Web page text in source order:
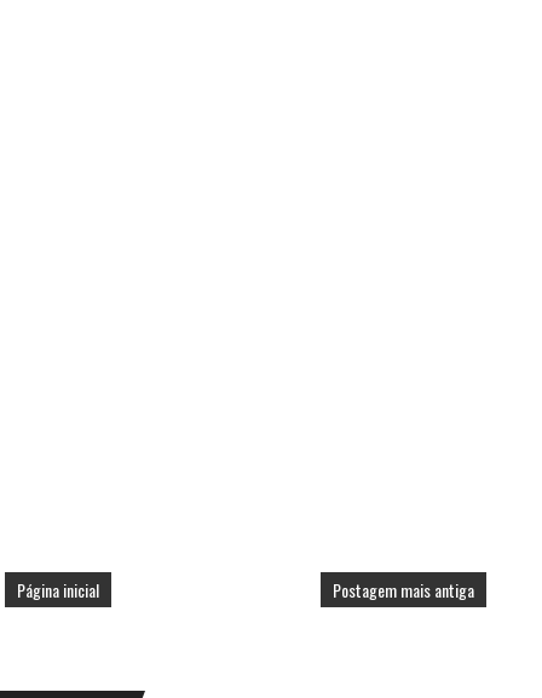
Postagem mais antiga
Página inicial